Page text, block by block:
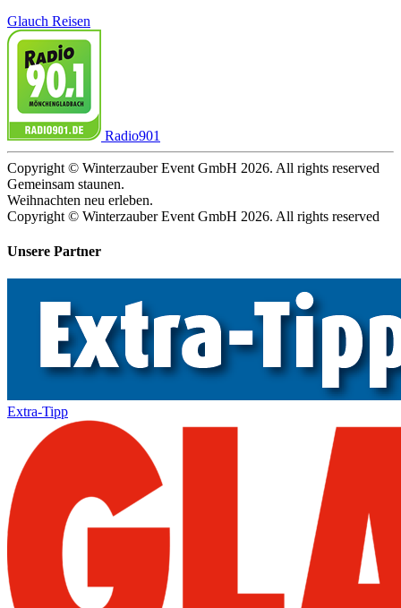
Glauch Reisen
Radio901
Copyright © Winterzauber Event GmbH 2026. All rights reserved
Gemeinsam staunen.
Weihnachten neu erleben.
Copyright © Winterzauber Event GmbH 2026. All rights reserved
Unsere Partner
Extra-Tipp